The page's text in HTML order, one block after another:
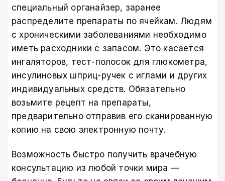
специальный органайзер, заранее
распределите препараты по ячейкам. Людям
с хроническими заболеваниями необходимо
иметь расходники с запасом. Это касается
ингаляторов, тест-полосок для глюкометра,
инсулиновых шприц-ручек с иглами и других
индивидуальных средств. Обязательно
возьмите рецепт на препараты,
предварительно отправив его сканированную
копию на свою электронную почту.
Возможность быстро получить врачебную
консультацию из любой точки мира —